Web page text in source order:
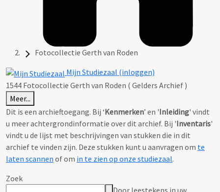
Fotocollectie Gerth van Roden
Mijn Studiezaal (inloggen)
1544 Fotocollectie Gerth van Roden ( Gelders Archief )
Meer...
Dit is een archieftoegang. Bij ‘Kenmerken’ en 'Inleiding' vindt
u meer achtergrondinformatie over dit archief. Bij 'Inventaris'
vindt u de lijst met beschrijvingen van stukken die in dit
archief te vinden zijn. Deze stukken kunt u aanvragen om te
laten scannen of om in te zien op onze studiezaal.
Zoek
Door leestekens in uw